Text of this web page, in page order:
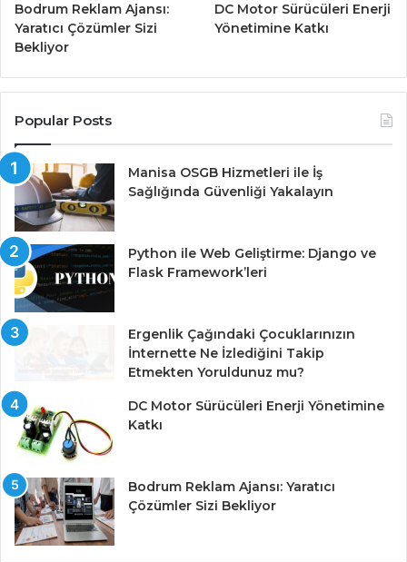
Bodrum Reklam Ajansı:
Yaratıcı Çözümler Sizi
Bekliyor
DC Motor Sürücüleri Enerji
Yönetimine Katkı
Popular Posts
Manisa OSGB Hizmetleri ile İş
Sağlığında Güvenliği Yakalayın
Python ile Web Geliştirme: Django ve
Flask Framework’leri
Ergenlik Çağındaki Çocuklarınızın
İnternette Ne İzlediğini Takip
Etmekten Yoruldunuz mu?
DC Motor Sürücüleri Enerji Yönetimine
Katkı
Bodrum Reklam Ajansı: Yaratıcı
Çözümler Sizi Bekliyor